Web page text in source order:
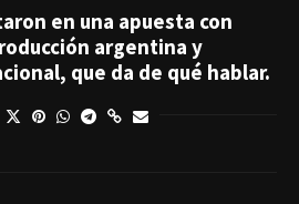
en una apuesta con
argentina y
que da de qué hablar.